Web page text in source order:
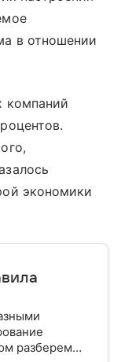
в отношении
компаний
экономики
разберем